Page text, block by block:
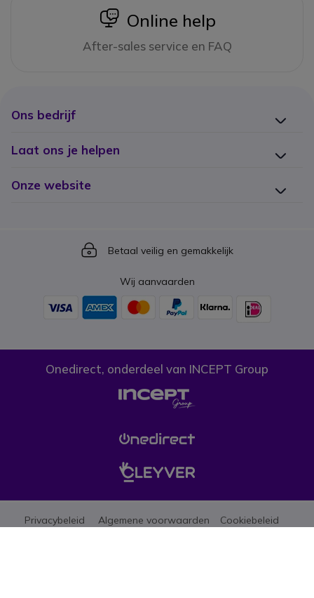
icon
Online help
After-sales service en FAQ
Ons bedrijf
Laat ons je helpen
Onze website
Icon
Betaal veilig en gemakkelijk
Wij aanvaarden
Onedirect, onderdeel van INCEPT Group
Privacybeleid Algemene voorwaarden Cookiebeleid